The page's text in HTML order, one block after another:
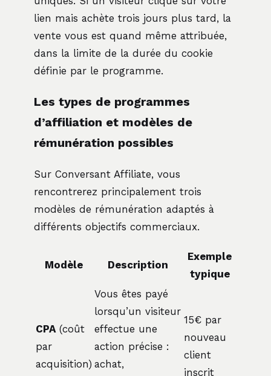
lien mais achète trois jours plus tard, la
vente vous est quand même attribuée,
dans la limite de la durée du cookie
définie par le programme.
Les types de programmes
d’affiliation et modèles de
rémunération possibles
Sur Conversant Affiliate, vous
rencontrerez principalement trois
modèles de rémunération adaptés à
différents objectifs commerciaux.
Modèle Description
Exemple
typique
CPA(coût
par
acquisition)
Vous êtes payé
lorsqu’un visiteur
effectue une
action précise :
achat,
15€ par
nouveau
client
inscrit